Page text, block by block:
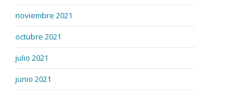
noviembre 2021
octubre 2021
julio 2021
junio 2021